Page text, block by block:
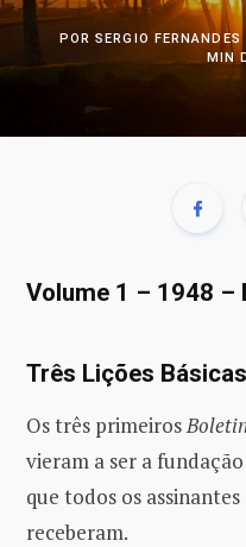
PORSERGIO FERNANDES
MIN
Volume 1 – 1948 –
Três Lições Básicas
Os três primeiros
vieram a ser a
que todos os
receberam.